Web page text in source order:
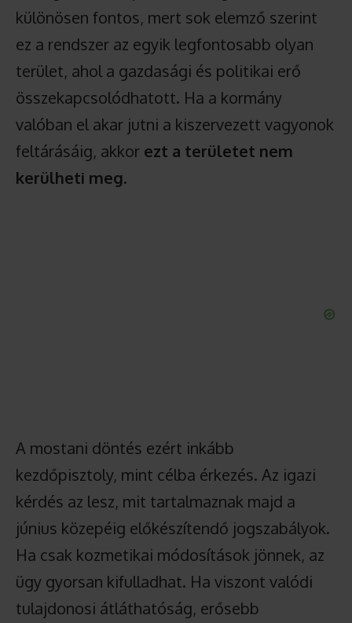
különösen fontos, mert sok elemző szerint
ez a rendszer az egyik legfontosabb olyan
terület, ahol a gazdasági és politikai erő
összekapcsolódhatott. Ha a kormány
valóban el akar jutni a kiszervezett vagyonok
feltárásáig, akkor ezt a területet nem
kerülheti meg.
A mostani döntés ezért inkább
kezdőpisztoly, mint célba érkezés. Az igazi
kérdés az lesz, mit tartalmaznak majd a
június közepéig előkészítendő jogszabályok.
Ha csak kozmetikai módosítások jönnek, az
ügy gyorsan kifulladhat. Ha viszont valódi
tulajdonosi átláthatóság, erősebb